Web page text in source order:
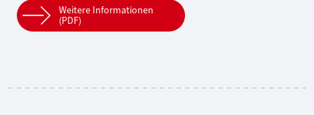
Weitere Informationen
(PDF)